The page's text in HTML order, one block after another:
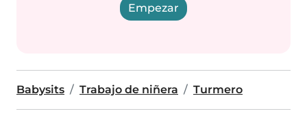
Empezar
Babysits Trabajo de niñera Turmero